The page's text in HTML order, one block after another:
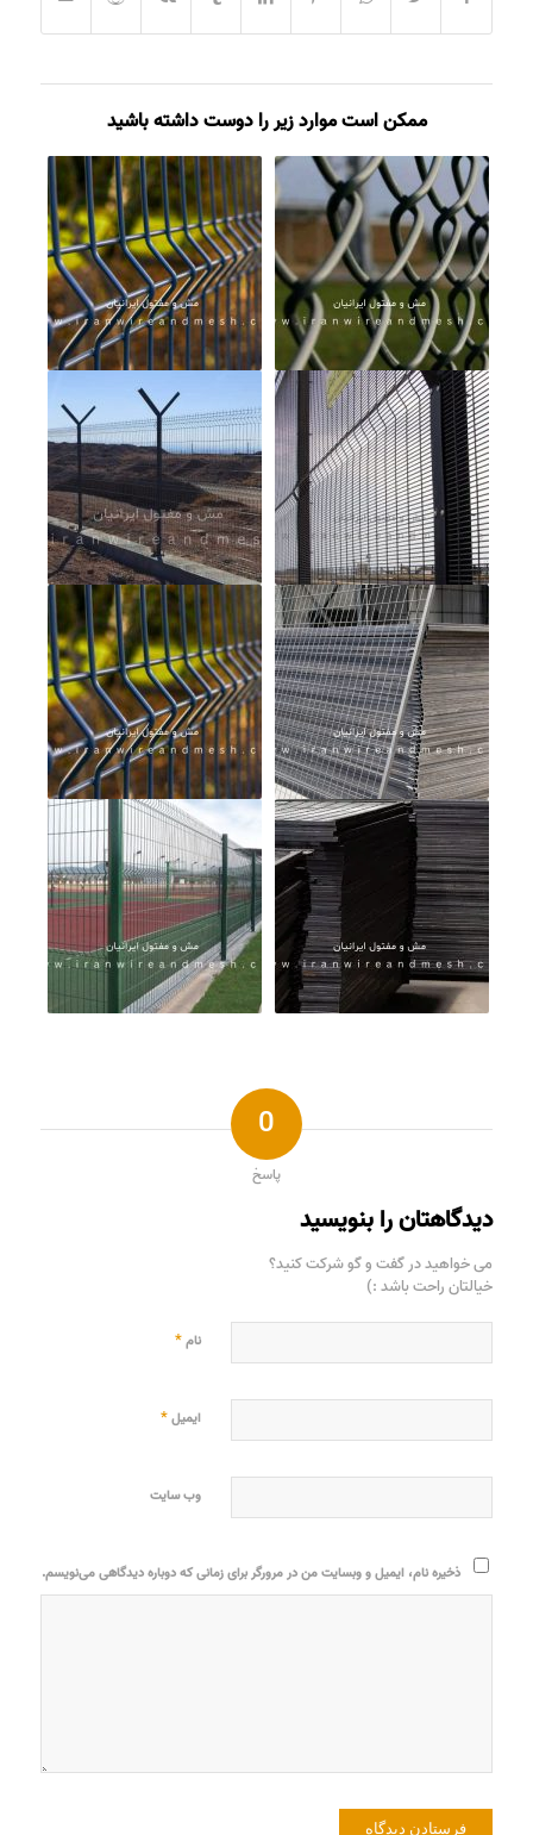
ممکن است موارد زیر را دوست داشته باشید
0
پاسخ
دیدگاهتان را بنویسید
می خواهید در گفت و گو شرکت کنید؟
خیالتان راحت باشد :)
نام*
ایمیل*
وب‌ سایت
ذخیره نام، ایمیل و وبسایت من در مرورگر برای زمانی که دوباره دیدگاهی می‌نویسم.